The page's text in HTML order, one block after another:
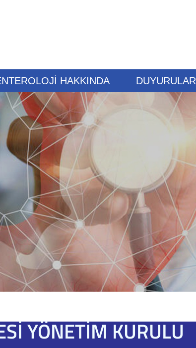
HAKKINDA DUYURULAR
YÖNETİM KURULU